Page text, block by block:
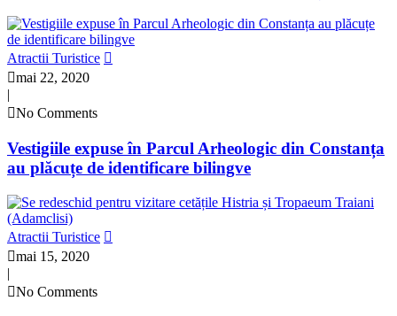
Atractii Turistice
mai 22, 2020
|
No Comments
Vestigiile expuse în Parcul Arheologic din Constanța
au plăcuțe de identificare bilingve
Atractii Turistice
mai 15, 2020
|
No Comments